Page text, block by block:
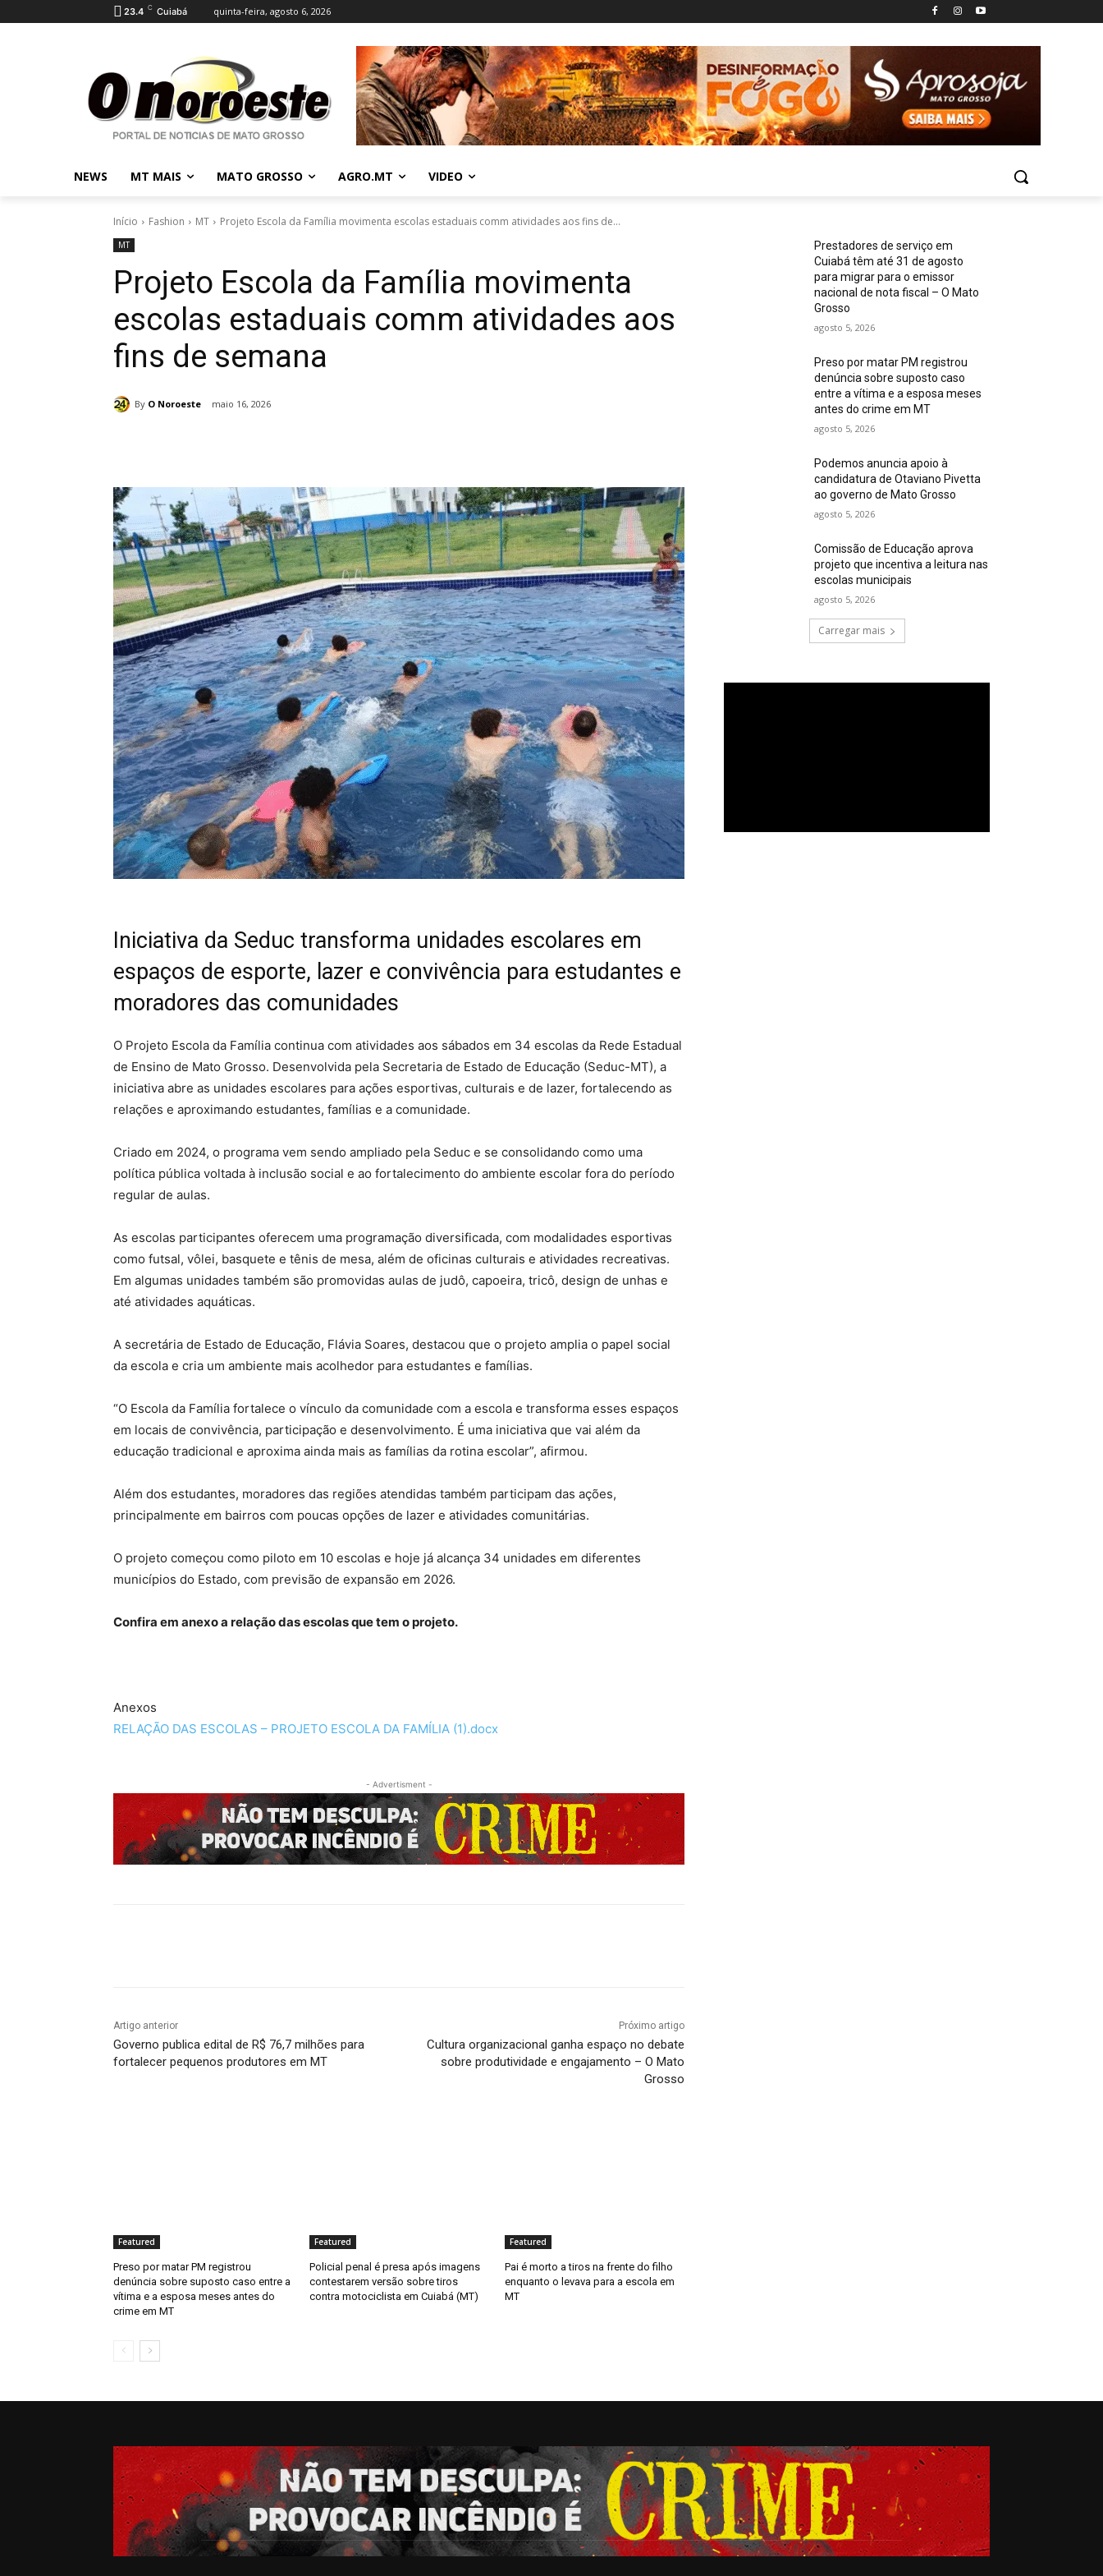
23.4 C Cuiabá quinta-feira, agosto 6, 2026
NEWS MT MAIS MATO GROSSO AGRO.MT VIDEO
Início Fashion MT Projeto Escola da Família movimenta escolas estaduais comm atividades aos fins de...
MT
Projeto Escola da Família movimenta
escolas estaduais comm atividades aos
fins de semana
By O Noroeste maio 16, 2026
Iniciativa da Seduc transforma unidades escolares em
espaços de esporte, lazer e convivência para estudantes e
moradores das comunidades
O Projeto Escola da Família continua com atividades aos sábados em 34 escolas da Rede Estadual
de Ensino de Mato Grosso. Desenvolvida pela Secretaria de Estado de Educação (Seduc-MT), a
iniciativa abre as unidades escolares para ações esportivas, culturais e de lazer, fortalecendo as
relações e aproximando estudantes, famílias e a comunidade.
Criado em 2024, o programa vem sendo ampliado pela Seduc e se consolidando como uma
política pública voltada à inclusão social e ao fortalecimento do ambiente escolar fora do período
regular de aulas.
As escolas participantes oferecem uma programação diversificada, com modalidades esportivas
como futsal, vôlei, basquete e tênis de mesa, além de oficinas culturais e atividades recreativas.
Em algumas unidades também são promovidas aulas de judô, capoeira, tricô, design de unhas e
até atividades aquáticas.
A secretária de Estado de Educação, Flávia Soares, destacou que o projeto amplia o papel social
da escola e cria um ambiente mais acolhedor para estudantes e famílias.
“O Escola da Família fortalece o vínculo da comunidade com a escola e transforma esses espaços
em locais de convivência, participação e desenvolvimento. É uma iniciativa que vai além da
educação tradicional e aproxima ainda mais as famílias da rotina escolar”, afirmou.
Além dos estudantes, moradores das regiões atendidas também participam das ações,
principalmente em bairros com poucas opções de lazer e atividades comunitárias.
O projeto começou como piloto em 10 escolas e hoje já alcança 34 unidades em diferentes
municípios do Estado, com previsão de expansão em 2026.
Confira em anexo a relação das escolas que tem o projeto.
Anexos
RELAÇÃO DAS ESCOLAS – PROJETO ESCOLA DA FAMÍLIA (1).docx
- Advertisment -
Artigo anterior
Governo publica edital de R$ 76,7 milhões para
fortalecer pequenos produtores em MT
Próximo artigo
Cultura organizacional ganha espaço no debate
sobre produtividade e engajamento – O Mato
Grosso
Featured
Preso por matar PM registrou
denúncia sobre suposto caso entre a
vítima e a esposa meses antes do
crime em MT
Featured
Policial penal é presa após imagens
contestarem versão sobre tiros
contra motociclista em Cuiabá (MT)
Featured
Pai é morto a tiros na frente do filho
enquanto o levava para a escola em
MT
Prestadores de serviço em
Cuiabá têm até 31 de agosto
para migrar para o emissor
nacional de nota fiscal – O Mato
Grosso
agosto 5, 2026
Preso por matar PM registrou
denúncia sobre suposto caso
entre a vítima e a esposa meses
antes do crime em MT
agosto 5, 2026
Podemos anuncia apoio à
candidatura de Otaviano Pivetta
ao governo de Mato Grosso
agosto 5, 2026
Comissão de Educação aprova
projeto que incentiva a leitura nas
escolas municipais
agosto 5, 2026
Carregar mais